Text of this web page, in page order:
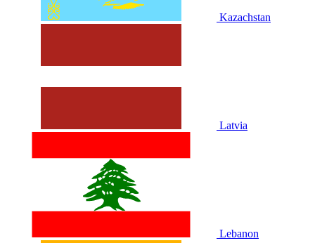
Kazachstan
Latvia
Lebanon